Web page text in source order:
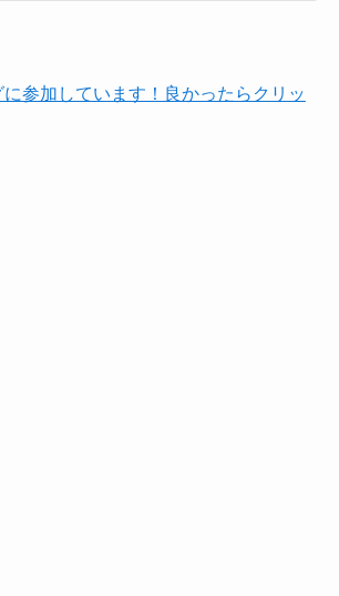
参加しています！良かったらクリッ